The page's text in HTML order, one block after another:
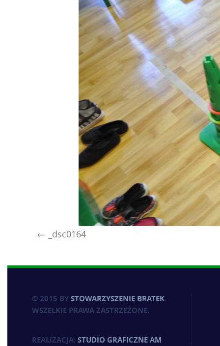
_dsc0164
© 2015 BYSTOWARZYSZENIE BRATEK.
WSZELKIE PRAWA ZASTRZEŻONE.
REALIZACJA: STUDIO GRAFICZNE AM